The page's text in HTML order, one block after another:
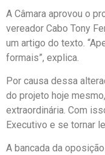
A Câmara aprovou o
vereador Cabo Tony
um artigo do texto.
formais”, explica.
Por causa dessa
do projeto hoje
extraordinária. Com
Executivo e se tornar
A bancada da